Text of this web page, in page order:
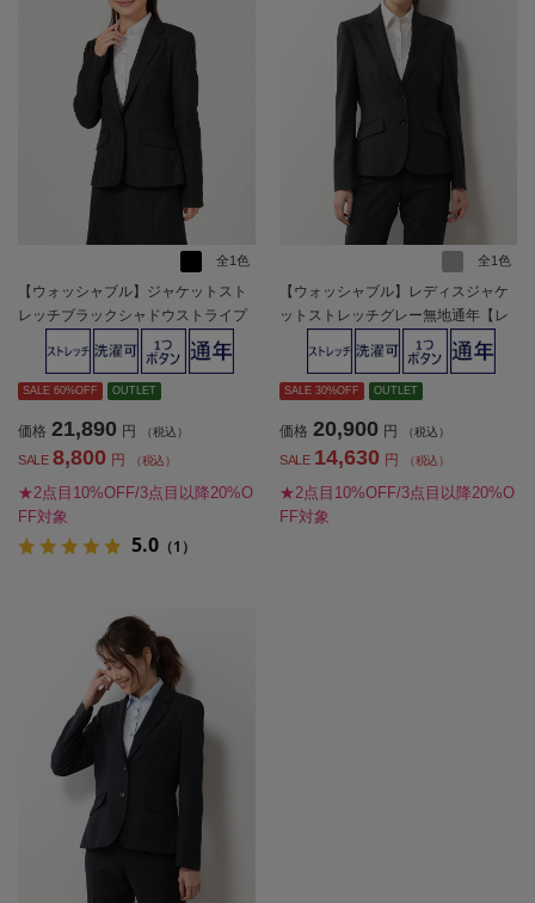
全1色
【ウォッシャブル】ジャケットスト
レッチブラックシャドウストライプ
SALE 60%OFF OUTLET
価格 21,890 円 （税込）
SALE 8,800 円 （税込）
★2点目10%OFF/3点目以降20%O
FF対象
5.0 （1）
全1色
【ウォッシャブル】レディスジャケ
ットストレッチグレー無地通年【レ
SALE 30%OFF OUTLET
価格 20,900 円 （税込）
SALE 14,630 円 （税込）
★2点目10%OFF/3点目以降20%O
FF対象